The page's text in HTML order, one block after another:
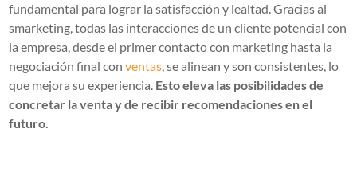
fundamental para lograr la satisfacción y lealtad. Gracias al
smarketing, todas las interacciones de un cliente potencial con
la empresa, desde el primer contacto con marketing hasta la
negociación final conventas, se alinean y son consistentes, lo
que mejora su experiencia. Esto eleva las posibilidades de
concretar la venta y de recibir recomendaciones en el
futuro.